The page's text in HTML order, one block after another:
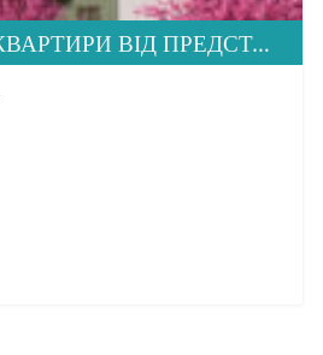
ПРОДАЮТЬСЯ КВАРТИРИ ВІД ПРЕДСТАВНИКА ЗАБУДОВНИКА, ЖК HOME